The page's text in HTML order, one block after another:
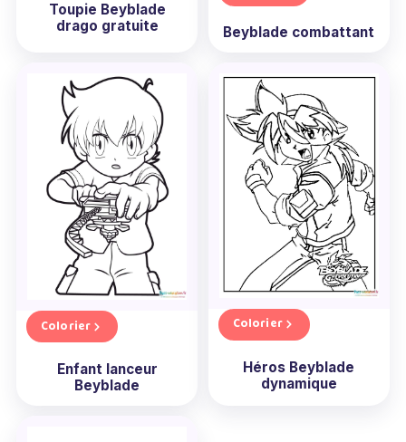
Toupie Beyblade
drago gratuite
Beyblade combattant
Colorier
Enfant lanceur
Beyblade
Colorier
Héros Beyblade
dynamique